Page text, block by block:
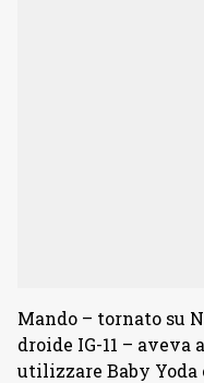
Mando – tornato su
droide IG-11 –
utilizzare Baby Yoda